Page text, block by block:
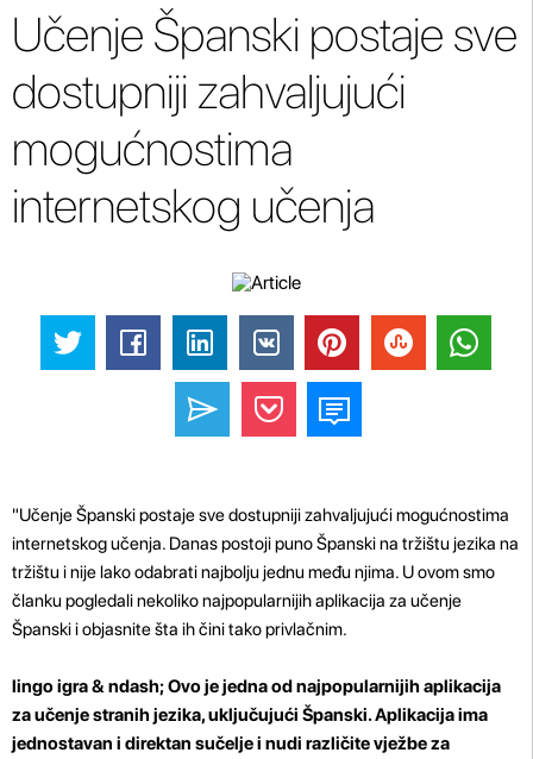
Učenje Španski postaje sve
dostupniji zahvaljujući
mogućnostima
internetskog učenja
"Učenje Španski postaje sve dostupniji zahvaljujući mogućnostima
internetskog učenja. Danas postoji puno Španski na tržištu jezika na
tržištu i nije lako odabrati najbolju jednu među njima. U ovom smo
članku pogledali nekoliko najpopularnijih aplikacija za učenje
Španski i objasnite šta ih čini tako privlačnim.
lingo igra& ndash; Ovo je jedna od najpopularnijih aplikacija
za učenje stranih jezika, uključujući Španski. Aplikacija ima
jednostavan i direktan sučelje i nudi različite vježbe za